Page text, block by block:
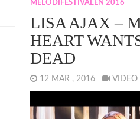
MELODIFESTIVALEN 2016
LISA AJAX –
HEART
DEAD
12 MAR , 2016 VIDEO